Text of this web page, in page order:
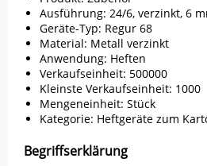
Ausführung: 24/6, verzinkt, 6
Geräte-Typ: Regur 68
Material: Metall verzinkt
Anwendung: Heften
Verkaufseinheit: 500000
Kleinste Verkaufseinheit: 1000
Mengeneinheit: Stück
Kategorie: Heftgeräte zum
Begriffserklärung